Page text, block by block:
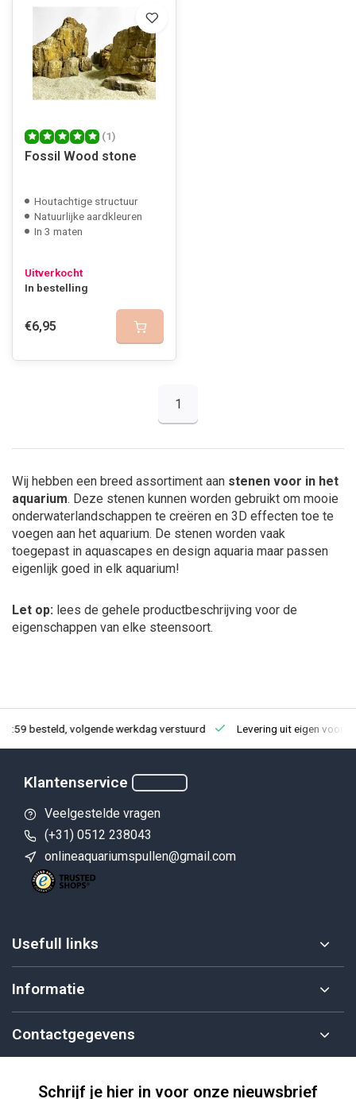
(1)
Fossil Wood stone
Houtachtige structuur
Natuurlijke aardkleuren
In 3 maten
Uitverkocht
In bestelling
€6,95
1
Wij hebben een breed assortiment aan stenen voor in het
aquarium. Deze stenen kunnen worden gebruikt om mooie
onderwaterlandschappen te creëren en 3D effecten toe te
voegen aan het aquarium. De stenen worden vaak
toegepast in aquascapes en design aquaria maar passen
eigenlijk goed in elk aquarium!
Let op: lees de gehele productbeschrijving voor de
eigenschappen van elke steensoort.
besteld, volgende werkdag verstuurd Levering uit eigen
Klantenservice
Veelgestelde vragen
(+31) 0512 238043
onlineaquariumspullen@gmail.com
Usefull links
Informatie
Contactgegevens
Schrijf je hier in voor onze nieuwsbrief